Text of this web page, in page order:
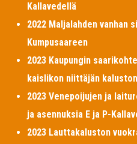
Kallavedellä
2022 Maljalahden vanhan
Kumpusaareen
2023 Kaupungin
kaislikon niittäjän
2023 Venepoijujen ja
ja asennuksia E ja P-
2023 Lauttakaluston